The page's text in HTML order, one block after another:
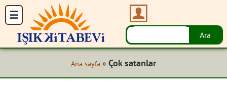
Ana sayfa » Çok satanlar